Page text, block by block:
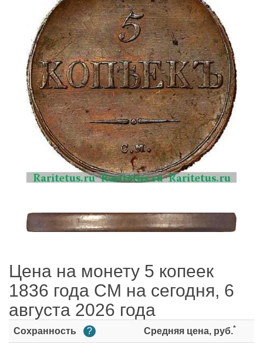
Цена на монету 5 копеек
1836 года СМ на сегодня, 6
августа 2026 года
Сохранность ? Средняя цена, руб.*